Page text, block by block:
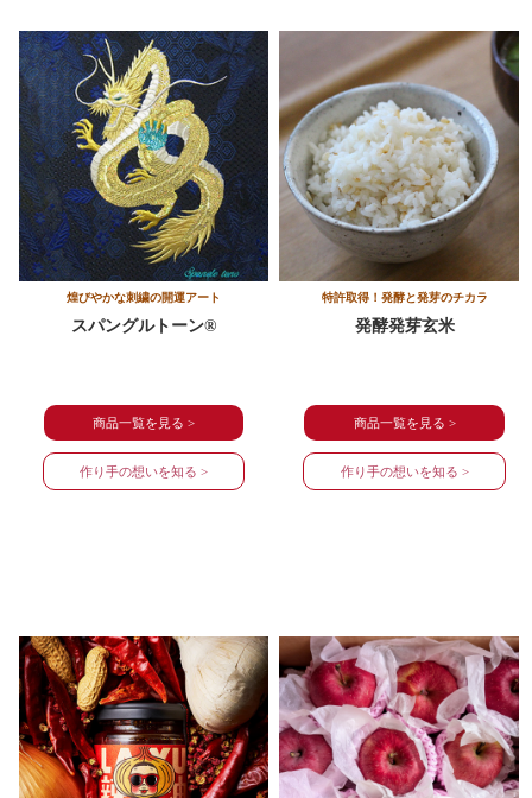
煌びやかな刺繍の開運アート
スパングルトーン®
商品一覧を見る >
作り手の想いを知る >
特許取得！発酵と発芽のチカラ
発酵発芽玄米
商品一覧を見る >
作り手の想いを知る >